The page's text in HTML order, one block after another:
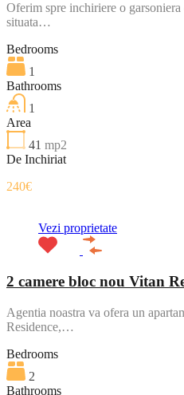
Oferim spre inchiriere o
situata…
Bedrooms
1
Bathrooms
1
Area
41 mp2
De Inchiriat
240€
Vezi proprietate
2 camere bloc nou Vitan
Agentia noastra va ofera un
Residence,…
Bedrooms
2
Bathrooms